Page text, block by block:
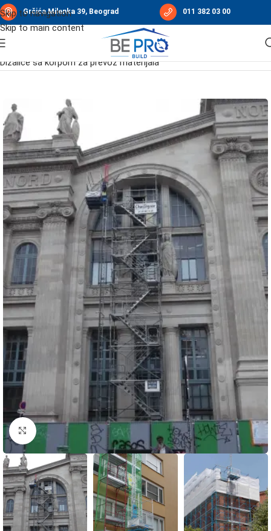
Skip to navigation
Skip to main content
Grčića Milenka 39, Beograd 011 382 03 00
Početna Građevinske dizalice/ Platforme MABER
Dizalice sa korpom za prevoz materijala
Click to enlarge